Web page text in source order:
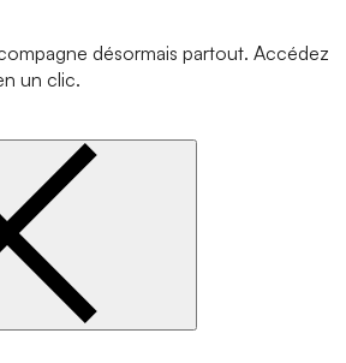
désormais partout. Accédez
un clic.